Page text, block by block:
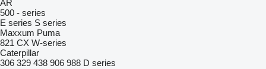
AR
500 - series
E series S series
Maxxum Puma
821 CX W-series
Caterpillar
306 329 438 906 988 D series